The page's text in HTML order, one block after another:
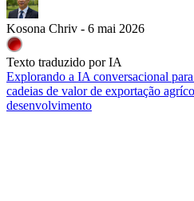
Kosona Chriv - 6 mai 2026
Texto traduzido por IA
Explorando a IA conversacional
cadeias de valor de exportação
desenvolvimento